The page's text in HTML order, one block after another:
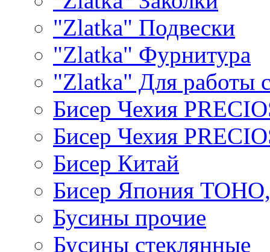
"Zlatka" Подвески
"Zlatka" Фурнитура
"Zlatka" Для работы
Бисер Чехия
Бисер Чехия
Бисер Китай
Бисер Япония
Бусины прочие
Бусины стеклянные